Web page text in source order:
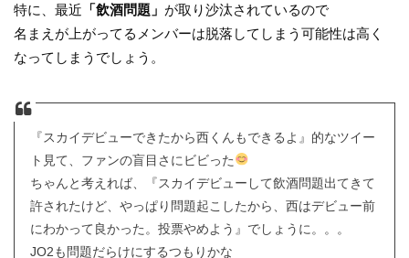
特に、最近 「飲酒問題」 が取り沙汰されているので
名まえが上がってるメンバーは脱落してしまう可能性は高く
なってしまうでしょう。
『スカイデビューできたから西くんもできるよ』的なツイー
ト見て、ファンの盲目さにビビった
ちゃんと考えれば、『スカイデビューして飲酒問題出てきて
許されたけど、やっぱり問題起こしたから、西はデビュー前
にわかって良かった。投票やめよう』でしょうに。。。
JO2も問題だらけにするつもりかな